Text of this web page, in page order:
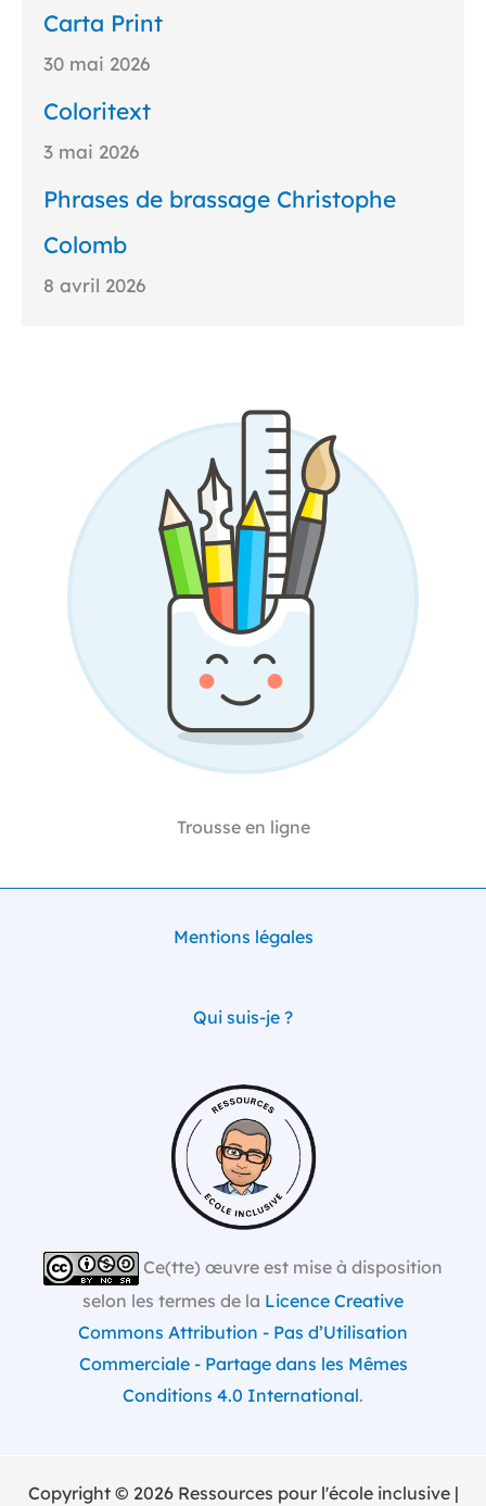
Carta Print
30 mai 2026
Coloritext
3 mai 2026
Phrases de brassage Christophe
Colomb
8 avril 2026
Trousse en ligne
Mentions légales
Qui suis-je ?
Ce(tte) œuvre est mise à disposition
selon les termes de la Licence Creative
Commons Attribution - Pas d’Utilisation
Commerciale - Partage dans les Mêmes
Conditions 4.0 International.
Copyright © 2026 Ressources pour l'école inclusive |